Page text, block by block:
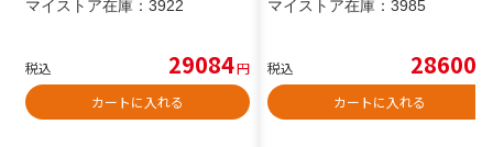
マイストア在庫： 3922
税込 29084円
カートに入れる
マイストア在庫： 3985
税込 28600
カートに入れる